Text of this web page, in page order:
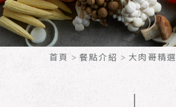
首頁 餐點介紹 大肉哥精選